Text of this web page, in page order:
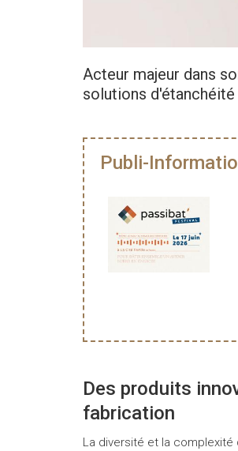
Acteur majeur dans
solutions
Publi-
Des produits
fabrication
La diversité et la